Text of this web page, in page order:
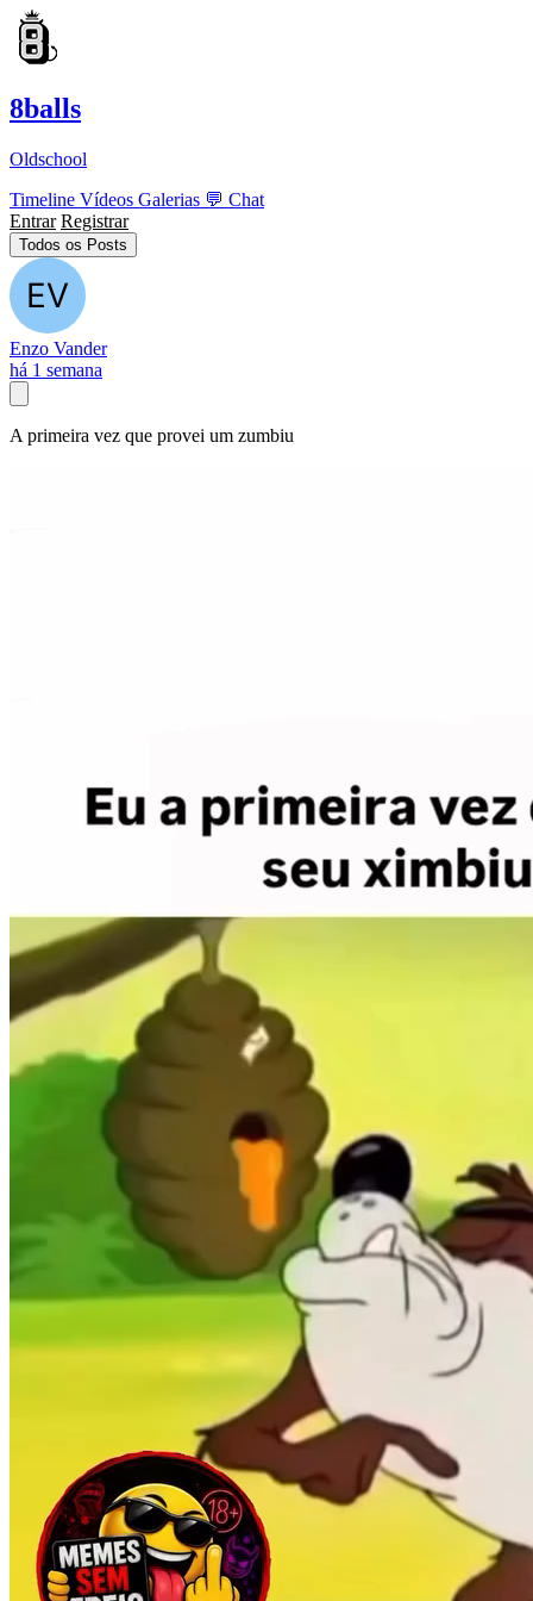
8balls
Oldschool
Timeline Vídeos Galerias 💬 Chat
Entrar Registrar
Todos os Posts
Enzo Vander
há 1 semana
A primeira vez que provei um zumbiu